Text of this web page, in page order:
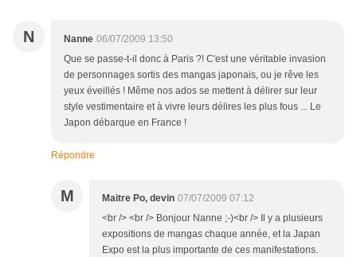
N Nanne 06/07/2009 13:50
Que se passe-t-il donc à Paris ?! C'est une véritable invasion
de personnages sortis des mangas japonais, ou je rêve les
yeux éveillés ! Même nos ados se mettent à délirer sur leur
style vestimentaire et à vivre leurs délires les plus fous ... Le
Japon débarque en France !
Répondre
M Maitre Po, devin 07/07/2009 07:12
<br /> <br /> Bonjour Nanne ;-)<br /> Il y a plusieurs
expositions de mangas chaque année, et la Japan
Expo est la plus importante de ces manifestations.